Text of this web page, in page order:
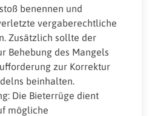
benennen und
vergaberechtliche
Zusätzlich sollte der
Behebung des Mangels
zur Korrektur
beinhalten.
Die Bieterrüge dient
mögliche